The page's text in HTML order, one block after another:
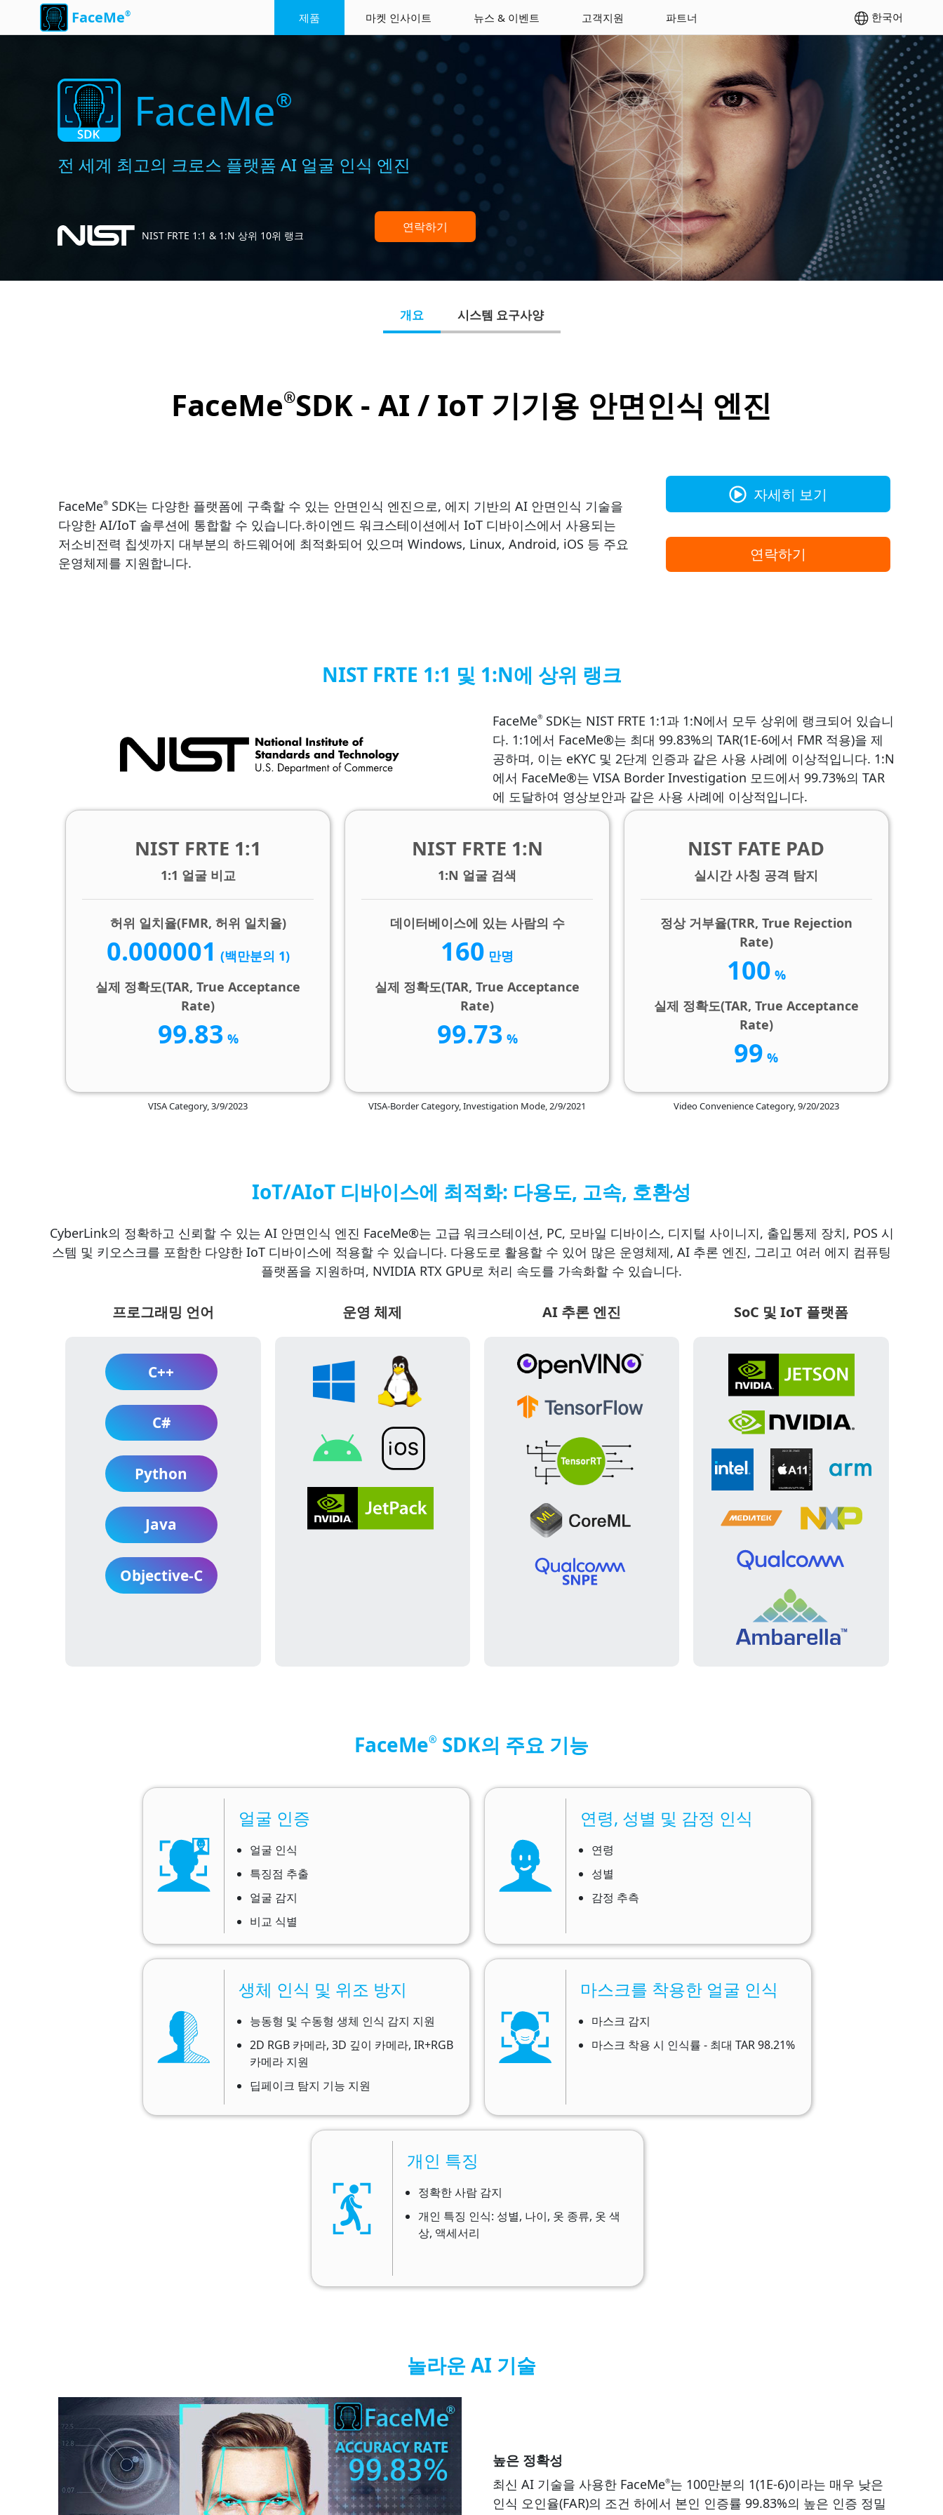
FaceMe® 제품 마켓 인사이트 뉴스 & 이벤트 고객지원 파트너 한국어
FaceMe®
전 세계 최고의 크로스 플랫폼 AI 얼굴 인식 엔진
NIST FRTE 1:1 & 1:N 상위 10위 랭크
연락하기
개요 시스템 요구사양
FaceMe®SDK - AI / IoT 기기용 안면인식 엔진
FaceMe® SDK는 다양한 플랫폼에 구축할 수 있는 안면인식 엔진으로, 에지 기반의 AI 안면인식 기술을
다양한 AI/IoT 솔루션에 통합할 수 있습니다.하이엔드 워크스테이션에서 IoT 디바이스에서 사용되는
저소비전력 칩셋까지 대부분의 하드웨어에 최적화되어 있으며 Windows, Linux, Android, iOS 등 주요
운영체제를 지원합니다.
자세히 보기
연락하기
NIST FRTE 1:1 및 1:N에 상위 랭크
FaceMe® SDK는 NIST FRTE 1:1과 1:N에서 모두 상위에 랭크되어 있습니
다. 1:1에서 FaceMe®는 최대 99.83%의 TAR(1E-6에서 FMR 적용)을 제
공하며, 이는 eKYC 및 2단계 인증과 같은 사용 사례에 이상적입니다. 1:N
에서 FaceMe®는 VISA Border Investigation 모드에서 99.73%의 TAR
에 도달하여 영상보안과 같은 사용 사례에 이상적입니다.
NIST FRTE 1:1
1:1 얼굴 비교
허위 일치율(FMR, 허위 일치율)
0.000001 (백만분의 1)
실제 정확도(TAR, True Acceptance
Rate)
99.83 %
VISA Category, 3/9/2023
NIST FRTE 1:N
1:N 얼굴 검색
데이터베이스에 있는 사람의 수
160 만명
실제 정확도(TAR, True Acceptance
Rate)
99.73 %
VISA-Border Category, Investigation Mode, 2/9/2021
NIST FATE PAD
실시간 사칭 공격 탐지
정상 거부율(TRR, True Rejection
Rate)
100 %
실제 정확도(TAR, True Acceptance
Rate)
99 %
Video Convenience Category, 9/20/2023
IoT/AIoT 디바이스에 최적화: 다용도, 고속, 호환성
CyberLink의 정확하고 신뢰할 수 있는 AI 안면인식 엔진 FaceMe®는 고급 워크스테이션, PC, 모바일 디바이스, 디지털 사이니지, 출입통제 장치, POS 시
스템 및 키오스크를 포함한 다양한 IoT 디바이스에 적용할 수 있습니다. 다용도로 활용할 수 있어 많은 운영체제, AI 추론 엔진, 그리고 여러 에지 컴퓨팅
플랫폼을 지원하며, NVIDIA RTX GPU로 처리 속도를 가속화할 수 있습니다.
프로그래밍 언어
C++
C#
Python
Java
Objective-C
운영 체제 AI 추론 엔진 SoC 및 IoT 플랫폼
FaceMe® SDK의 주요 기능
얼굴 인증
얼굴 인식
특징점 추출
얼굴 감지
비교 식별
연령, 성별 및 감정 인식
연령
성별
감정 추측
생체 인식 및 위조 방지​​
능동형 및 수동형 생체 인식 감지 지원​​
2D RGB 카메라, 3D 깊이 카메라, IR+RGB
카메라 지원​​
딥페이크 탐지 기능 지원
마스크를 착용한 얼굴 인식
마스크 감지​
마스크 착용 시 인식률 - 최대 TAR 98.21%
개인 특징
정확한 사람 감지​
개인 특징 인식: 성별, 나이, 옷 종류, 옷 색
상, 액세서리
놀라운 AI 기술
높은 정확성
최신 AI 기술을 사용한 FaceMe®는 100만분의 1(1E-6)이라는 매우 낮은
인식 오인율(FAR)의 조건 하에서 본인 인증률 99.83%의 높은 인증 정밀